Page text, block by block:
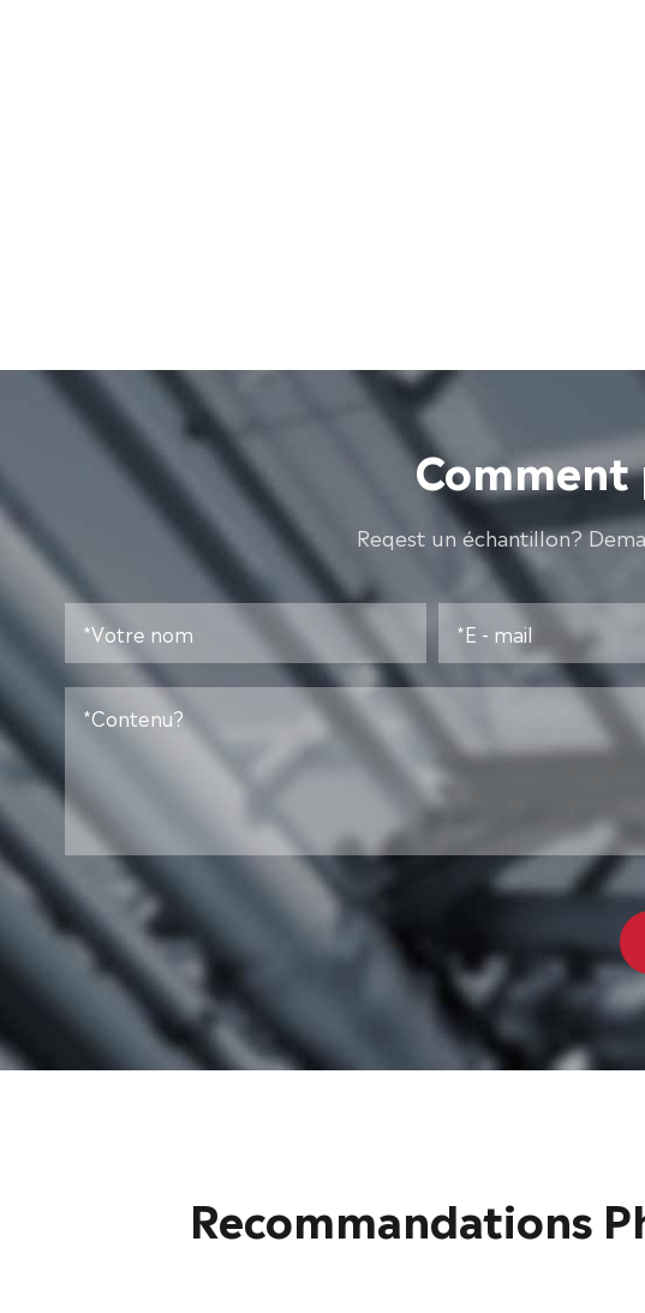
Comment
Reqest un échantillon?
Recommandations